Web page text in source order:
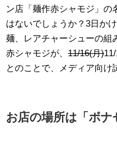
ン店「麺作赤シャモジ」
はないでしょうか？3日か
麺、レアチャーシューの組
赤シャモジが、 11/16(月)
とのことで、メディア向け
お店の場所は「ボ